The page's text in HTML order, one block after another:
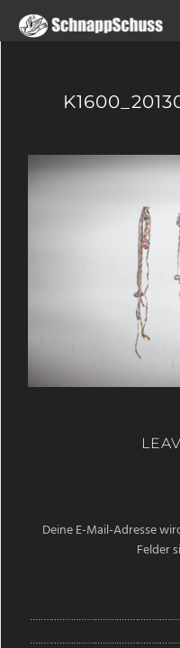
Deine E-Mail-Adresse
Felder